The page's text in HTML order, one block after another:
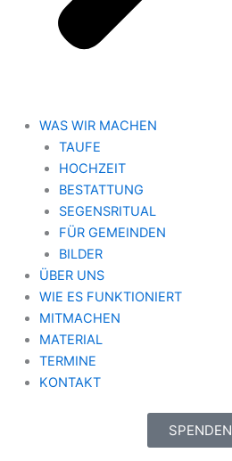
WAS WIR MACHEN
TAUFE
HOCHZEIT
BESTATTUNG
SEGENSRITUAL
FÜR GEMEINDEN
BILDER
ÜBER UNS
WIE ES FUNKTIONIERT
MITMACHEN
MATERIAL
TERMINE
KONTAKT
SPENDEN